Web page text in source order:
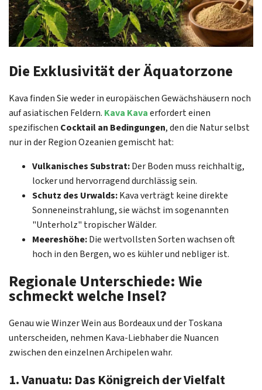
Die Exklusivität der Äquatorzone
Kava finden Sie weder in europäischen Gewächshäusern noch
auf asiatischen Feldern. Kava Kavaerfordert einen
spezifischen Cocktail an Bedingungen, den die Natur selbst
nur in der Region Ozeanien gemischt hat:
Vulkanisches Substrat:Der Boden muss reichhaltig,
locker und hervorragend durchlässig sein.
Schutz des Urwalds:Kava verträgt keine direkte
Sonneneinstrahlung, sie wächst im sogenannten
"Unterholz" tropischer Wälder.
Meereshöhe:Die wertvollsten Sorten wachsen oft
hoch in den Bergen, wo es kühler und nebliger ist.
Regionale Unterschiede: Wie
schmeckt welche Insel?
Genau wie Winzer Wein aus Bordeaux und der Toskana
unterscheiden, nehmen Kava-Liebhaber die Nuancen
zwischen den einzelnen Archipelen wahr.
1. Vanuatu: Das Königreich der Vielfalt